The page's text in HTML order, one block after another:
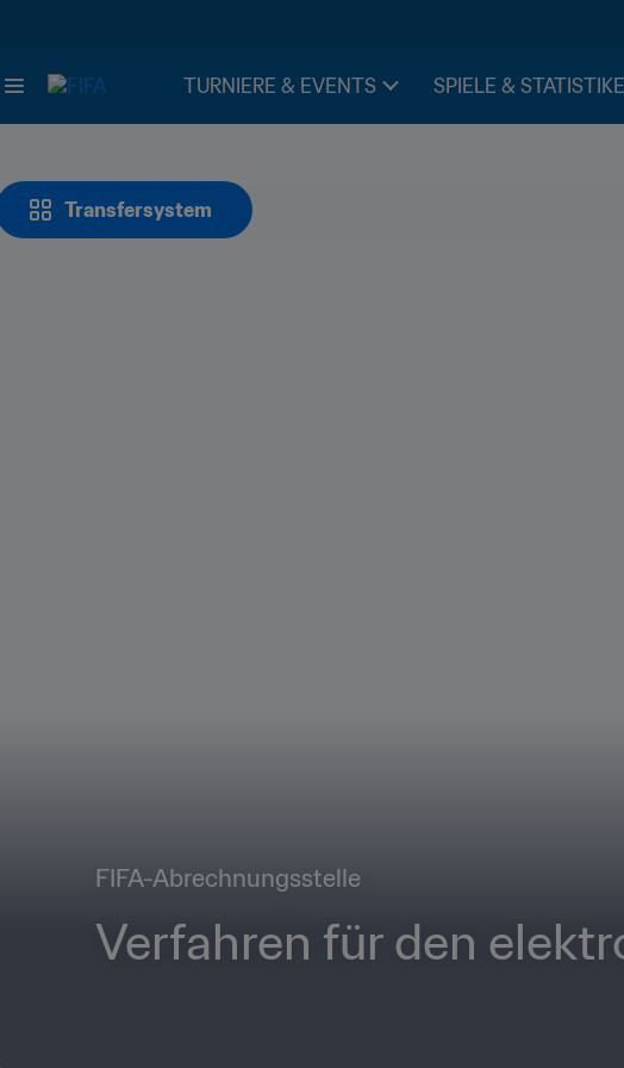
TURNIERE & EVENTS SPIELE &
Transfersystem
FIFA-Abrechnungsstelle
Verfahren für den